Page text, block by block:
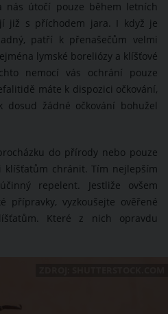
nás útočí pouze během letních
již s příchodem jara. I když je
patří k přenašečům velmi
lymské boreliózy a klíšťové
nemocí vás ochrání pouze
máte k dispozici očkování,
dosud žádné očkování bohužel
do přírody nebo pouze
klíšťatům chránit. Tím nejlepším
repelent. Jestliže ovšem
přípravky, vyzkoušejte ověřené
Které z nich opravdu